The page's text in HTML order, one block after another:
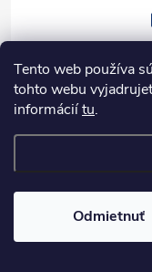
Tento web používa
tohto webu
informáciítu.
Odmietnuť
e
Informácie pre vás